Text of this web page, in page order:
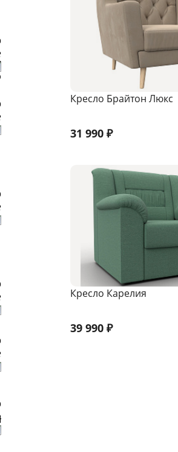
Кресло Брайтон Люкс
31 990 ₽
Кресло Карелия
39 990 ₽